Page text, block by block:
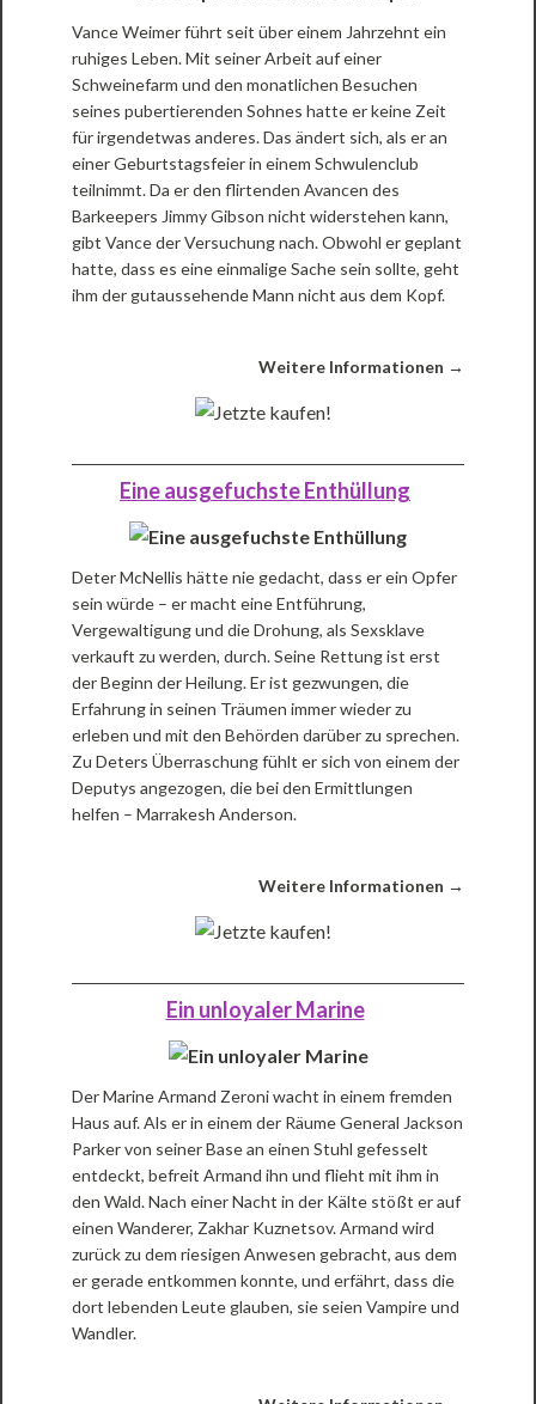
Vance Weimer führt seit über einem Jahrzehnt ein
ruhiges Leben. Mit seiner Arbeit auf einer
Schweinefarm und den monatlichen Besuchen
seines pubertierenden Sohnes hatte er keine Zeit
für irgendetwas anderes. Das ändert sich, als er an
einer Geburtstagsfeier in einem Schwulenclub
teilnimmt. Da er den flirtenden Avancen des
Barkeepers Jimmy Gibson nicht widerstehen kann,
gibt Vance der Versuchung nach. Obwohl er geplant
hatte, dass es eine einmalige Sache sein sollte, geht
ihm der gutaussehende Mann nicht aus dem Kopf.
Weitere Informationen →
Eine ausgefuchste Enthüllung
Deter McNellis hätte nie gedacht, dass er ein Opfer
sein würde – er macht eine Entführung,
Vergewaltigung und die Drohung, als Sexsklave
verkauft zu werden, durch. Seine Rettung ist erst
der Beginn der Heilung. Er ist gezwungen, die
Erfahrung in seinen Träumen immer wieder zu
erleben und mit den Behörden darüber zu sprechen.
Zu Deters Überraschung fühlt er sich von einem der
Deputys angezogen, die bei den Ermittlungen
helfen – Marrakesh Anderson.
Weitere Informationen →
Ein unloyaler Marine
Der Marine Armand Zeroni wacht in einem fremden
Haus auf. Als er in einem der Räume General Jackson
Parker von seiner Base an einen Stuhl gefesselt
entdeckt, befreit Armand ihn und flieht mit ihm in
den Wald. Nach einer Nacht in der Kälte stößt er auf
einen Wanderer, Zakhar Kuznetsov. Armand wird
zurück zu dem riesigen Anwesen gebracht, aus dem
er gerade entkommen konnte, und erfährt, dass die
dort lebenden Leute glauben, sie seien Vampire und
Wandler.